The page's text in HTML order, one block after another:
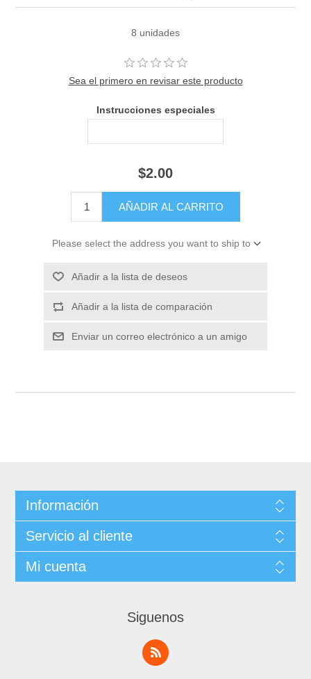
8 unidades
Sea el primero en revisar este producto
Instrucciones especiales
$2.00
Please select the address you want to ship to
Información
Servicio al cliente
Mi cuenta
Siguenos